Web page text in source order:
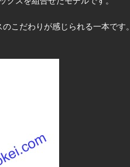
こだわりが感じられる一本です。